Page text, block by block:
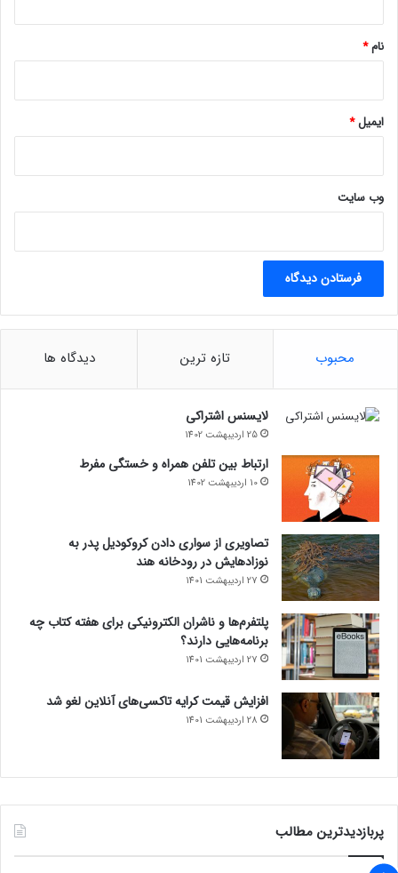
ن
د
نام*
ایمیل*
وب‌ سایت
محبوب تازه ترین دیدگاه ها
لایسنس اشتراکی
25 اردیبهشت 1402
ارتباط بین تلفن همراه و خستگی مفرط
10 اردیبهشت 1402
تصاویری از سواری دادن کروکودیل پدر به
نوزادهایش در رودخانه هند
27 اردیبهشت 1401
پلتفرم‌ها و ناشران الکترونیکی برای هفته کتاب چه
برنامه‌هایی دارند؟
27 اردیبهشت 1401
افزایش قیمت کرایه تاکسی‌های آنلاین لغو شد
28 اردیبهشت 1401
پربازدیدترین مطالب